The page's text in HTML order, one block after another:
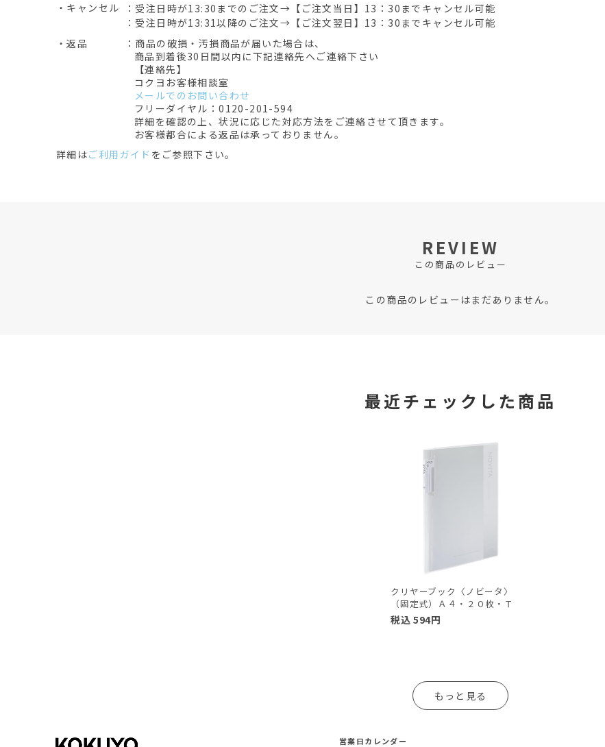
・キャンセル
：受注日時が13:30までのご注文→【ご注文当日】13：30までキャンセル可能
：受注日時が13:31以降のご注文→【ご注文翌日】13：30までキャンセル可能
・返品
：商品の破損・汚損商品が届いた場合は、
商品到着後30日間以内に下記連絡先へご連絡下さい
【連絡先】
コクヨお客様相談室
メールでのお問い合わせ
フリーダイヤル：0120-201-594
詳細を確認の上、状況に応じた対応方法をご連絡させて頂きます。
お客様都合による返品は承っておりません。
詳細はご利用ガイド をご参照下さい。
REVIEW
この商品のレビュー
この商品のレビューはまだありません。
最近チェックした商品
クリヤーブック〈ノビータ〉
（固定式）Ａ４・２０枚・Ｔ
税込 594円
もっと見る
営業日カレンダー